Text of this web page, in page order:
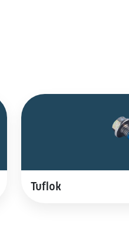
Tuflok